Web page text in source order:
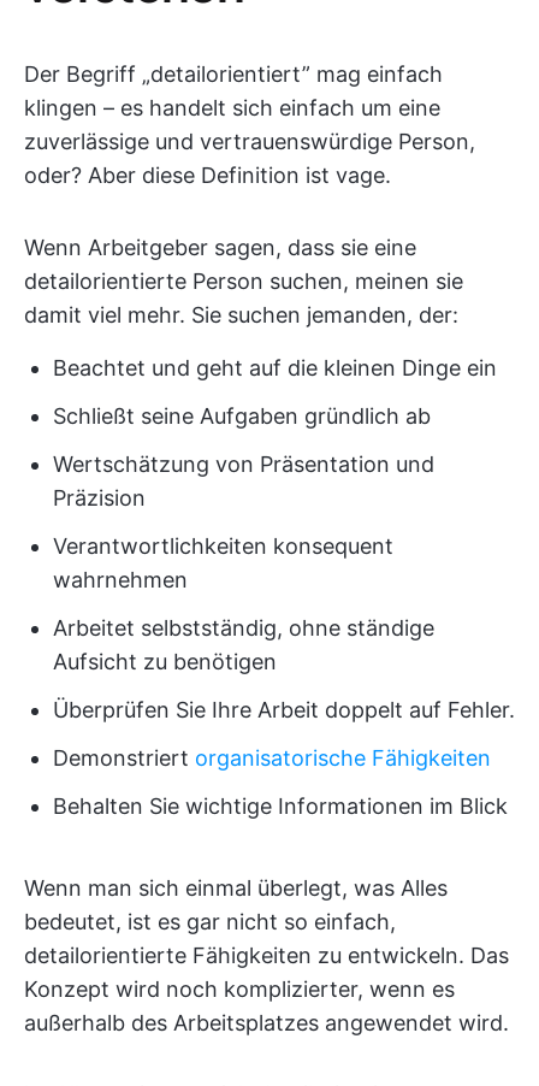
Der Begriff „detailorientiert” mag einfach
klingen – es handelt sich einfach um eine
zuverlässige und vertrauenswürdige Person,
oder? Aber diese Definition ist vage.
Wenn Arbeitgeber sagen, dass sie eine
detailorientierte Person suchen, meinen sie
damit viel mehr. Sie suchen jemanden, der:
Beachtet und geht auf die kleinen Dinge ein
Schließt seine Aufgaben gründlich ab
Wertschätzung von Präsentation und
Präzision
Verantwortlichkeiten konsequent
wahrnehmen
Arbeitet selbstständig, ohne ständige
Aufsicht zu benötigen
Überprüfen Sie Ihre Arbeit doppelt auf Fehler.
Demonstriert organisatorische Fähigkeiten
Behalten Sie wichtige Informationen im Blick
Wenn man sich einmal überlegt, was Alles
bedeutet, ist es gar nicht so einfach,
detailorientierte Fähigkeiten zu entwickeln. Das
Konzept wird noch komplizierter, wenn es
außerhalb des Arbeitsplatzes angewendet wird.